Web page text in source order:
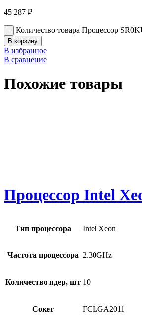
45 287 ₽
Количество товара Процессор
В корзину
В избранное
В сравнение
Похожие товары
Процессор Intel
Тип процессора Intel Xeon
Частота процессора 2.30GHz
Количество ядер, шт 10
Сокет FCLGA2011